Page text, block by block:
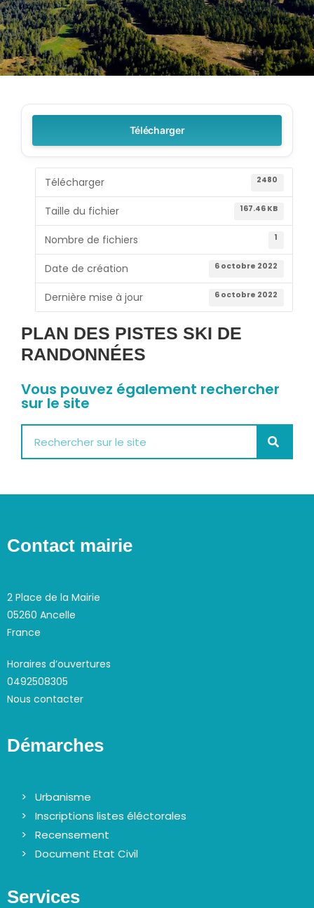
Télécharger
Télécharger 2480
Taille du fichier 167.46 KB
Nombre de fichiers 1
Date de création 6 octobre 2022
Dernière mise à jour 6 octobre 2022
PLAN DES PISTES SKI DE
RANDONNÉES
Vous pouvez également rechercher
sur le site
Contact mairie
2 Place de la Mairie
05260 Ancelle
France
Horaires d’ouvertures
0492508305
Nous contacter
Démarches
Urbanisme
Inscriptions listes éléctorales
Recensement
Document Etat Civil
Services